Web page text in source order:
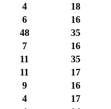
4
18
6
16
48
35
7
16
11
35
11
17
9
16
4
17